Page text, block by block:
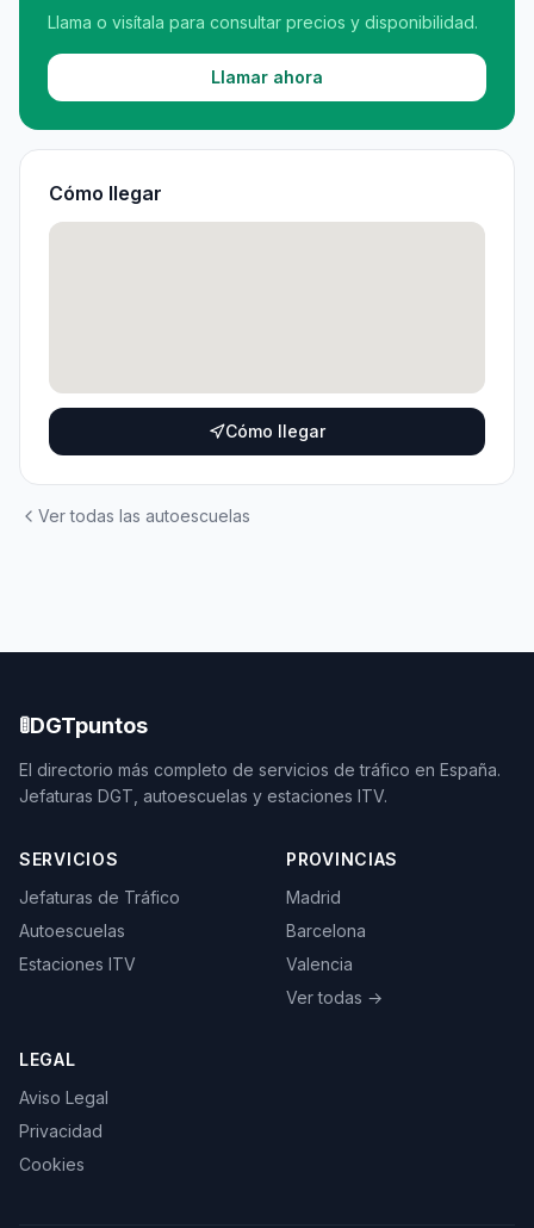
Llama o visítala para consultar precios y disponibilidad.
Llamar ahora
Cómo llegar
Cómo llegar
Ver todas las autoescuelas
🚦DGTpuntos
El directorio más completo de servicios de tráfico en España.
Jefaturas DGT, autoescuelas y estaciones ITV.
SERVICIOS
Jefaturas de Tráfico
Autoescuelas
Estaciones ITV
PROVINCIAS
Madrid
Barcelona
Valencia
Ver todas →
LEGAL
Aviso Legal
Privacidad
Cookies